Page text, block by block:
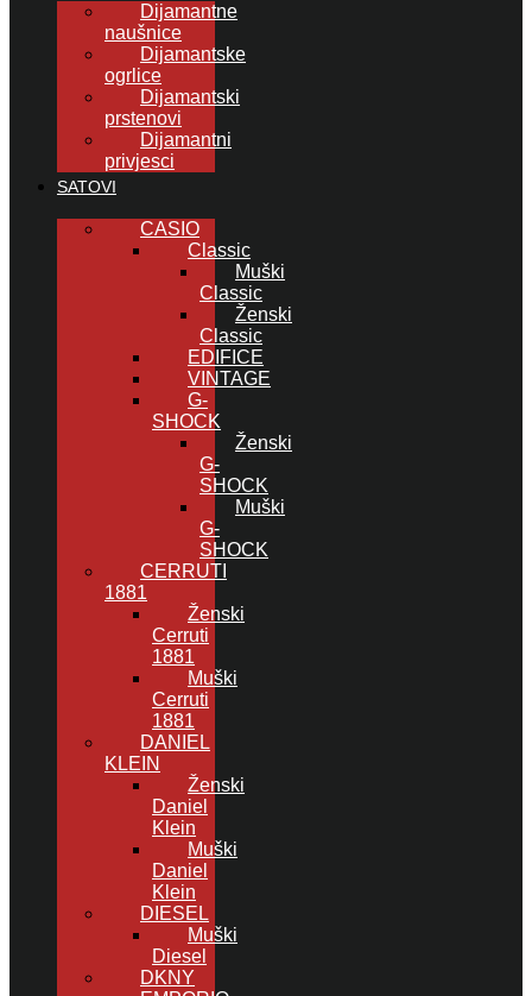
Dijamantne
naušnice
Dijamantske
ogrlice
Dijamantski
prstenovi
Dijamantni
privjesci
SATOVI
CASIO
Classic
Muški
Classic
Ženski
Classic
EDIFICE
VINTAGE
G-
SHOCK
Ženski
G-
SHOCK
Muški
G-
SHOCK
CERRUTI
1881
Ženski
Cerruti
1881
Muški
Cerruti
1881
DANIEL
KLEIN
Ženski
Daniel
Klein
Muški
Daniel
Klein
DIESEL
Muški
Diesel
DKNY